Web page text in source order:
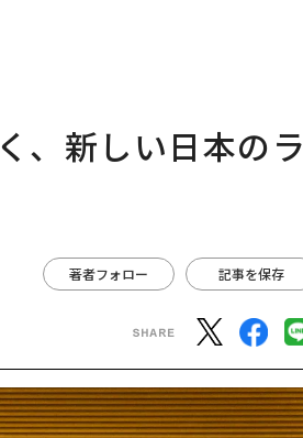
、新しい日本のラ
著者フォロー 記事を保存